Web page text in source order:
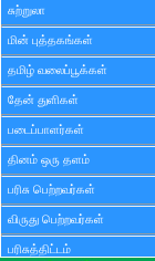
சுற்றுலா
மின் புத்தகங்கள்
தமிழ் வலைப்பூக்கள்
தேன் துளிகள்
படைப்பாளர்கள்
தினம் ஒரு தளம்
பரிசு பெற்றவர்கள்
விருது பெற்றவர்கள்
பரிசுத்திட்டம்